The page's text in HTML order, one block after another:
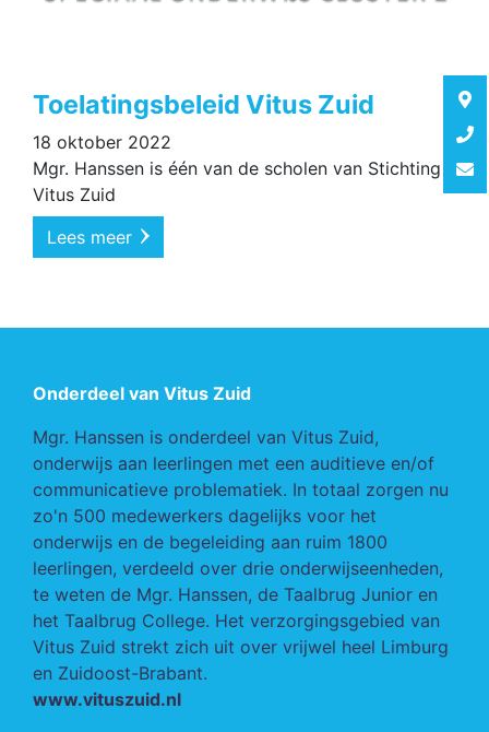
Toelatingsbeleid Vitus Zuid
18 oktober 2022
Mgr. Hanssen is één van de scholen van Stichting
Vitus Zuid
Lees meer
Onderdeel van Vitus Zuid
Mgr. Hanssen is onderdeel van Vitus Zuid,
onderwijs aan leerlingen met een auditieve en/of
communicatieve problematiek. In totaal zorgen nu
zo'n 500 medewerkers dagelijks voor het
onderwijs en de begeleiding aan ruim 1800
leerlingen, verdeeld over drie onderwijseenheden,
te weten de Mgr. Hanssen, de Taalbrug Junior en
het Taalbrug College. Het verzorgingsgebied van
Vitus Zuid strekt zich uit over vrijwel heel Limburg
en Zuidoost-Brabant.
www.vituszuid.nl